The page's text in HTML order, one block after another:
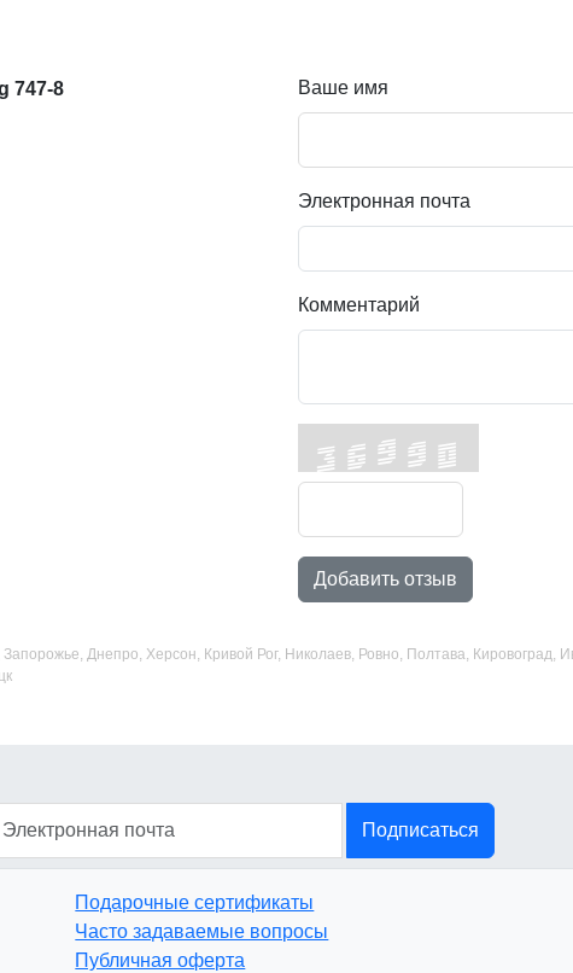
747-8 Ваше имя
Электронная почта
Комментарий
Добавить отзыв
Запорожье, Днепро, Херсон, Кривой Рог, Николаев, Ровно, Полтава,
Подписаться
Подарочные сертификаты
Часто задаваемые вопросы
Публичная оферта